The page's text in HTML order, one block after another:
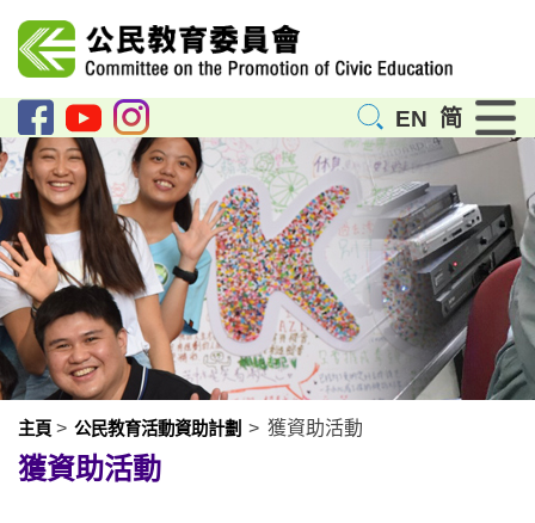
EN 简
主頁 > 公民教育活動資助計劃 > 獲資助活動
獲資助活動